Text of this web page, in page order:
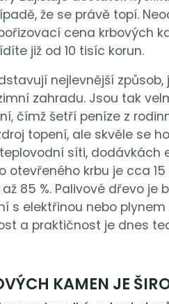
že se právě topí.
cena krbových
již od 10 tisíc korun.
nejlevnější
zahradu. Jsou tak
čímž šetří peníze z
topení, ale skvěle se
síti, dodávkách
otevřeného krbu je cca
85 %. Palivové dřevo je
s elektřinou nebo
a praktičnost je dnes
KAMEN JE